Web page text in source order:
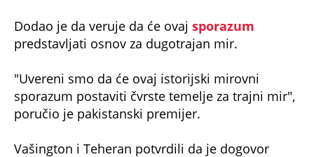
Dodao je da veruje da će ovaj sporazum
predstavljati osnov za dugotrajan mir.
"Uvereni smo da će ovaj istorijski mirovni
sporazum postaviti čvrste temelje za trajni mir",
poručio je pakistanski premijer.
Vašington i Teheran potvrdili da je dogovor